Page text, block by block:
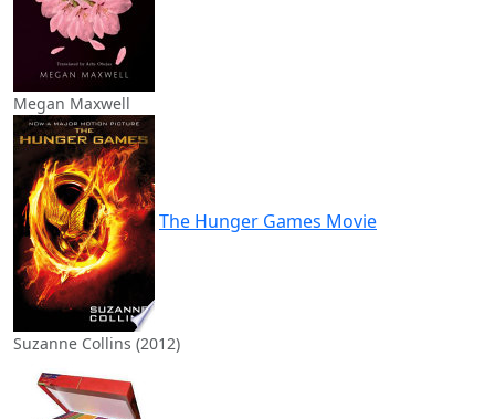
Megan Maxwell
The Hunger Games Movie
Suzanne Collins (2012)